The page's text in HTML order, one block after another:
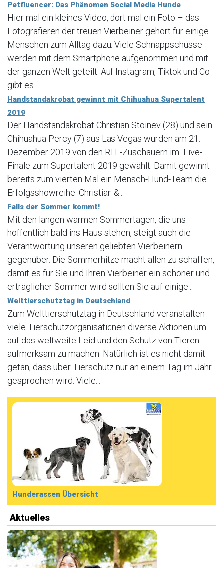
Petfluencer: Das Phänomen Social Media Hunde
Hier mal ein kleines Video, dort mal ein Foto – das
Fotografieren der treuen Vierbeiner gehört für einige
Menschen zum Alltag dazu. Viele Schnappschüsse
werden mit dem Smartphone aufgenommen und mit
der ganzen Welt geteilt. Auf Instagram, Tiktok und Co
gibt es...
Handstandakrobat gewinnt mit Chihuahua Supertalent
2019
Der Handstandakrobat Christian Stoinev (28) und sein
Chihuahua Percy (7) aus Las Vegas wurden am 21.
Dezember 2019 von den RTL-Zuschauern im Live-
Finale zum Supertalent 2019 gewählt. Damit gewinnt
bereits zum vierten Mal ein Mensch-Hund-Team die
Erfolgsshowreihe. Christian &...
Falls der Sommer kommt!
Mit den langen warmen Sommertagen, die uns
hoffentlich bald ins Haus stehen, steigt auch die
Verantwortung unseren geliebten Vierbeinern
gegenüber. Die Sommerhitze macht allen zu schaffen,
damit es für Sie und Ihren Vierbeiner ein schöner und
erträglicher Sommer wird sollten Sie auf einige...
Welttierschutztag in Deutschland
Zum Welttierschutztag in Deutschland veranstalten
viele Tierschutzorganisationen diverse Aktionen um
auf das weltweite Leid und den Schutz von Tieren
aufmerksam zu machen. Natürlich ist es nicht damit
getan, dass über Tierschutz nur an einem Tag im Jahr
gesprochen wird. Viele...
Hunderassen Übersicht
Aktuelles